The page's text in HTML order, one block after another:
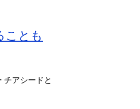
ことも
チアシードと